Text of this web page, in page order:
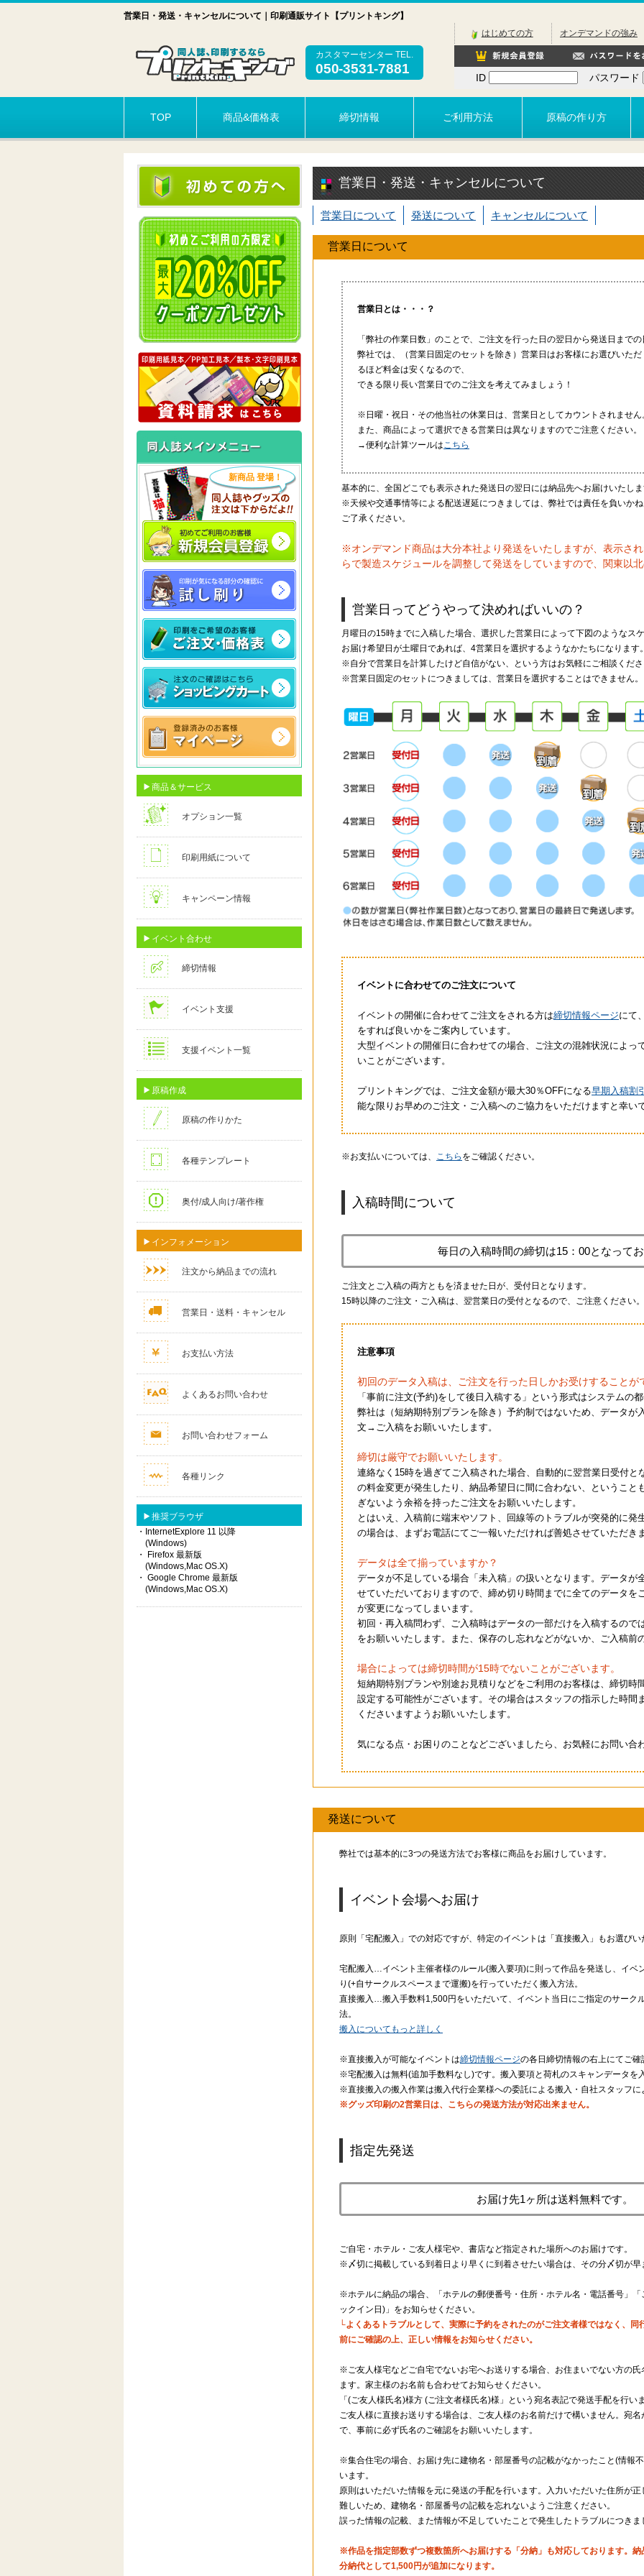
営業日・発送・キャンセルについて｜印刷通販サイト【プリントキング】
はじめての方
オンデマンドの強み
カスタマーセンター TEL.
050-3531-7881
ID パスワード
TOP 商品&価格表 締切情報 ご利用方法 原稿の作り方
営業日・発送・キャンセルについて
営業日について 発送について キャンセルについて
営業日について
営業日とは・・・？
「弊社の作業日数」のことで、ご注文を行った日の翌日から発送日まで
弊社では、（営業日固定のセットを除き）営業日はお客様にお選びいた
るほど料金は安くなるので、
できる限り長い営業日でのご注文を考えてみましょう！
※日曜・祝日・その他当社の休業日は、営業日としてカウントされません
また、商品によって選択できる営業日は異なりますのでご注意ください。
→便利な計算ツールはこちら
基本的に、全国どこでも表示された発送日の翌日には納品先へお届けいたし
※天候や交通事情等による配送遅延につきましては、弊社では責任を負いか
ご了承ください。
※オンデマンド商品は大分本社より発送をいたしますが、表示さ
らで製造スケジュールを調整して発送をしていますので、関東以
営業日ってどうやって決めればいいの？
月曜日の15時までに入稿した場合、選択した営業日によって下図のようなス
お届け希望日が土曜日であれば、4営業日を選択するようなかたちになります
※自分で営業日を計算したけど自信がない、という方はお気軽にご相談くだ
※営業日固定のセットにつきましては、営業日を選択することはできません。
イベントに合わせてのご注文について
イベントの開催に合わせてご注文をされる方は締切情報ページにて
をすれば良いかをご案内しています。
大型イベントの開催日に合わせての場合、ご注文の混雑状況によっ
いことがございます。
プリントキングでは、ご注文金額が最大30％OFFになる早期入稿割
能な限りお早めのご注文・ご入稿へのご協力をいただけますと幸い
※お支払いについては、 こちら をご確認ください。
入稿時間について
毎日の入稿時間の締切は15：00となって
ご注文とご入稿の両方ともを済ませた日が、受付日となります。
15時以降のご注文・ご入稿は、翌営業日の受付となるので、ご注意ください。
注意事項
初回のデータ入稿は、ご注文を行った日しかお受けすることが
「事前に注文(予約)をして後日入稿する」という形式はシステムの
弊社は（短納期特別プランを除き）予約制ではないため、データが
文→ご入稿をお願いいたします。
締切は厳守でお願いいたします。
連絡なく15時を過ぎてご入稿された場合、自動的に翌営業日受付と
の料金変更が発生したり、納品希望日に間に合わない、ということ
ぎないよう余裕を持ったご注文をお願いいたします。
とはいえ、入稿前に端末やソフト、回線等のトラブルが突発的に発
の場合は、まずお電話にてご一報いただければ善処させていただき
データは全て揃っていますか？
データが不足している場合「未入稿」の扱いとなります。データが
せていただいておりますので、締め切り時間までに全てのデータを
が変更になってしまいます。
初回・再入稿問わず、ご入稿時はデータの一部だけを入稿するので
をお願いいたします。また、保存のし忘れなどがないか、ご入稿前
場合によっては締切時間が15時でないことがございます。
短納期特別プランや別途お見積りなどをご利用のお客様は、締切時
設定する可能性がございます。その場合はスタッフの指示した時間
くださいますようお願いいたします。
気になる点・お困りのことなどございましたら、お気軽にお問い合
発送について
弊社では基本的に3つの発送方法でお客様に商品をお届けしています。
イベント会場へお届け
原則「宅配搬入」での対応ですが、特定のイベントは「直接搬入」もお選び
宅配搬入…イベント主催者様のルール(搬入要項)に則って作品を発送し、イベ
り(+自サークルスペースまで運搬)を行っていただく搬入方法。
直接搬入…搬入手数料1,500円をいただいて、イベント当日にご指定のサーク
法。
搬入についてもっと詳しく
※直接搬入が可能なイベントは締切情報ページの各日締切情報の右上にてご確
※宅配搬入は無料(追加手数料なし)です。搬入要項と荷札のスキャンデータを
※直接搬入の搬入作業は搬入代行企業様への委託による搬入・自社スタッフ
※グッズ印刷の2営業日は、こちらの発送方法が対応出来ません。
指定先発送
お届け先1ヶ所は送料無料です。
ご自宅・ホテル・ご友人様宅や、書店など指定された場所へのお届けです。
※〆切に掲載している到着日より早くに到着させたい場合は、その分〆切が早
※ホテルに納品の場合、「ホテルの郵便番号・住所・ホテル名・電話番号」
ックイン日)」をお知らせください。
└よくあるトラブルとして、実際に予約をされたのがご注文者様ではなく、
前にご確認の上、正しい情報をお知らせください。
※ご友人様宅などご自宅でないお宅へお送りする場合、お住まいでない方の
ます。家主様のお名前も合わせてお知らせください。
「(ご友人様氏名)様方 (ご注文者様氏名)様」という宛名表記で発送手配を行い
ご友人様に直接お送りする場合は、ご友人様のお名前だけで構いません。宛
で、事前に必ず氏名のご確認をお願いいたします。
※集合住宅の場合、お届け先に建物名・部屋番号の記載がなかったこと(情報
います。
原則はいただいた情報を元に発送の手配を行います。入力いただいた住所が
難しいため、建物名・部屋番号の記載を忘れないようご注意ください。
誤った情報の記載、また情報が不足していたことで発生したトラブルにつき
※作品を指定部数ずつ複数箇所へお届けする「分納」も対応しております。
分納代として1,500円が追加になります。
新商品 登場！
商品＆サービス
オプション一覧
印刷用紙について
キャンペーン情報
イベント合わせ
締切情報
イベント支援
支援イベント一覧
原稿作成
原稿の作りかた
各種テンプレート
奥付/成人向け/著作権
インフォメーション
注文から納品までの流れ
営業日・送料・キャンセル
お支払い方法
よくあるお問い合わせ
お問い合わせフォーム
各種リンク
推奨ブラウザ
・InternetExplore 11 以降
(Windows)
・ Firefox 最新版
(Windows,Mac OS.X)
・ Google Chrome 最新版
(Windows,Mac OS.X)